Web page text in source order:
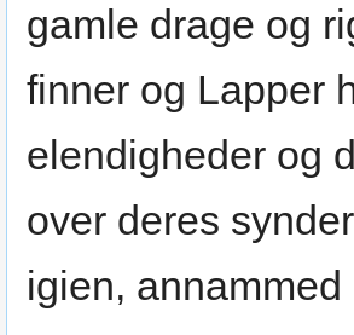
gamle drage og
finner og Lapper
elendigheder og
over deres
igien,